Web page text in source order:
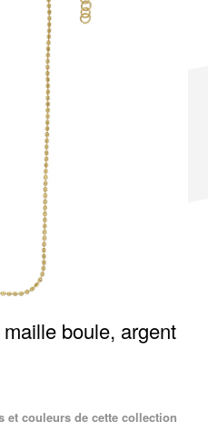
boule, argent
et couleurs de cette collection